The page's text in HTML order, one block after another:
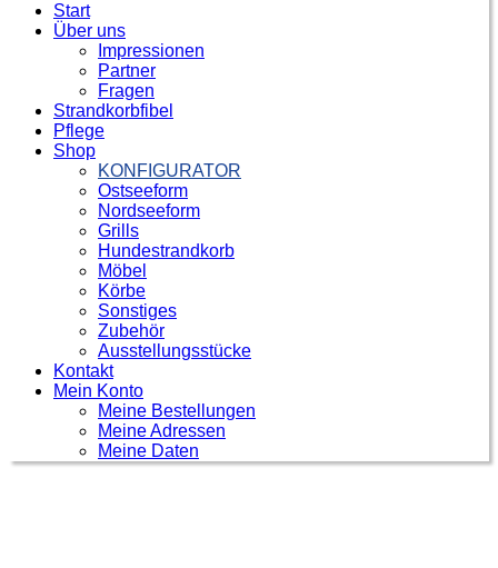
Start
Über uns
Impressionen
Partner
Fragen
Strandkorbfibel
Pflege
Shop
KONFIGURATOR
Ostseeform
Nordseeform
Grills
Hundestrandkorb
Möbel
Körbe
Sonstiges
Zubehör
Ausstellungsstücke
Kontakt
Mein Konto
Meine Bestellungen
Meine Adressen
Meine Daten